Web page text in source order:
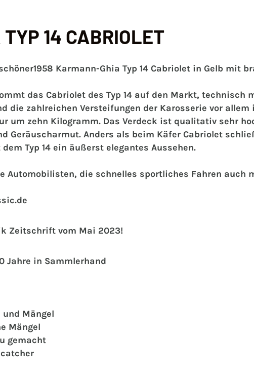
14 CABRIOLET
1958 Karmann-Ghia Typ 14 Cabriolet in Gelb mit
das Cabriolet des Typ 14 auf den Markt, technisch
die zahlreichen Versteifungen der Karosserie vor
um zehn Kilogramm. Das Verdeck ist qualitativ sehr
Geräuscharmut. Anders als beim Käfer Cabriolet
Typ 14 ein äußerst elegantes Aussehen.
Automobilisten, die schnelles sportliches Fahren auch
Zeitschrift vom Mai 2023!
Jahre in Sammlerhand
Mängel
Mängel
gemacht